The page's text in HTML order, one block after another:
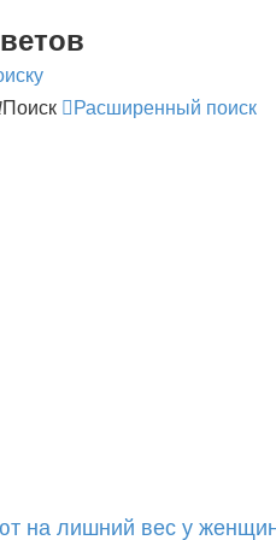
Поиск
Расширенный поиск
на лишний вес у